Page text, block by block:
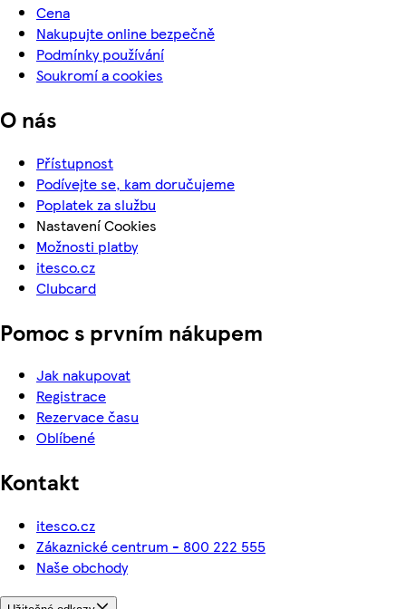
Cena
Nakupujte online bezpečně
Podmínky používání
Soukromí a cookies
O nás
Přístupnost
Podívejte se, kam doručujeme
Poplatek za službu
Nastavení Cookies
Možnosti platby
itesco.cz
Clubcard
Pomoc s prvním nákupem
Jak nakupovat
Registrace
Rezervace času
Oblíbené
Kontakt
itesco.cz
Zákaznické centrum - 800 222 555
Naše obchody